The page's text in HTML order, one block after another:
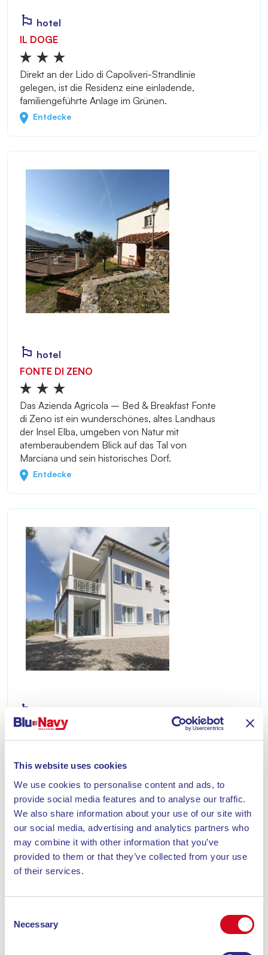
This website uses cookies
We use cookies to personalise content and ads, to
provide social media features and to analyse our traffic.
We also share information about your use of our site with
our social media, advertising and analytics partners who
may combine it with other information that you’ve
provided to them or that they’ve collected from your use
of their services.
Selection
Necessary
hotel
IL DOGE
Direkt an der Lido di Capoliveri-Strandlinie
gelegen, ist die Residenz eine einladende,
familiengeführte Anlage im Grünen.
Entdecke
hotel
FONTE DI ZENO
Das Azienda Agricola – Bed & Breakfast Fonte
di Zeno ist ein wunderschönes, altes Landhaus
der Insel Elba, umgeben von Natur mit
atemberaubendem Blick auf das Tal von
Marciana und sein historisches Dorf.
Entdecke
LA PANCHINA SUL PORTO
Wir haben ein großes Haus renoviert, in dem wir
willkommen heißen. Das Haus ist umgeben von
mediterraner Macchia mit Meerblick, Blick auf
den Golf von Porto Azzurro und
Sonnenuntergängen über Capoliveri.
Entdecke